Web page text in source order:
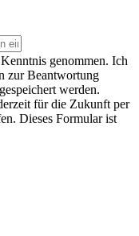
genommen. Ich
zur Beantwortung
werden.
für die Zukunft per
Dieses Formular ist